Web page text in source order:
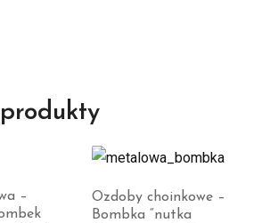
–
Ozdoby choinkowe –
Bombka “nutka